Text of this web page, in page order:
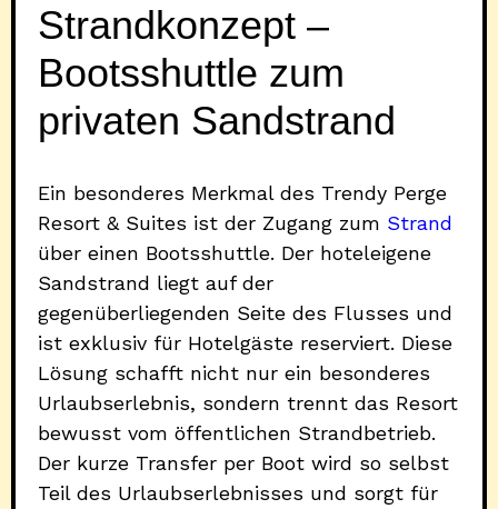
Strandkonzept –
Bootsshuttle zum
privaten Sandstrand
Ein besonderes Merkmal des Trendy Perge
Resort & Suites ist der Zugang zum Strand
über einen Bootsshuttle. Der hoteleigene
Sandstrand liegt auf der
gegenüberliegenden Seite des Flusses und
ist exklusiv für Hotelgäste reserviert. Diese
Lösung schafft nicht nur ein besonderes
Urlaubserlebnis, sondern trennt das Resort
bewusst vom öffentlichen Strandbetrieb.
Der kurze Transfer per Boot wird so selbst
Teil des Urlaubserlebnisses und sorgt für